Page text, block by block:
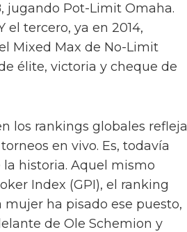
jugando Pot-Limit Omaha.
el tercero, ya en 2014,
Mixed Max de No-Limit
élite, victoria y cheque de
los rankings globales refleja
en vivo. Es, todavía
la historia. Aquel mismo
Index (GPI), el ranking
ha pisado ese puesto,
de Ole Schemion y